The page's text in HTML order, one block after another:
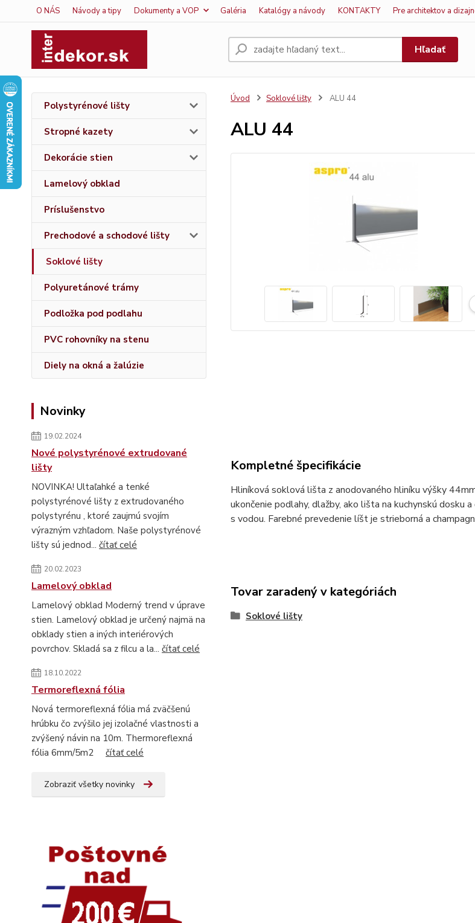
O NÁS Návody a tipy Dokumenty a VOP Galéria Katalógy a návody KONTAKTY Pre architektov a
Hľadať
Polystyrénové lišty
Stropné kazety
Dekorácie stien
Lamelový obklad
Príslušenstvo
Prechodové a schodové lišty
Soklové lišty
Polyuretánové trámy
Podložka pod podlahu
PVC rohovníky na stenu
Diely na okná a žalúzie
Novinky
19.02.2024
Nové polystyrénové extrudované
lišty
NOVINKA! Ultaľahké a tenké
polystyrénové lišty z extrudovaného
polystyrénu , ktoré zaujmú svojím
výrazným vzhľadom. Naše polystyrénové
lišty sú jednod... čítať celé
20.02.2023
Lamelový obklad
Lamelový obklad Moderný trend v úprave
stien. Lamelový obklad je určený najmä na
obklady stien a iných interiérových
povrchov. Skladá sa z filcu a la... čítať celé
18.10.2022
Termoreflexná fólia
Nová termoreflexná fólia má zväčšenú
hrúbku čo zvýšilo jej izolačné vlastnosti a
zvýšený návin na 10m. Thermoreflexná
fólia 6mm/5m2 čítať celé
Zobraziť všetky novinky
Úvod Soklové lišty ALU 44
ALU 44
Kompletné špecifikácie
Hliníková soklová lišta z anodovaného hliníku výšky
ukončenie podlahy, dlažby, ako lišta na kuchynskú dosku
s vodou. Farebné prevedenie líšt je strieborná a
Tovar zaradený v kategóriách
Soklové lišty